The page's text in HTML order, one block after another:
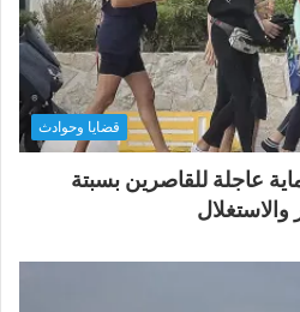
قضايا وحوادث
عاجلة للقاصرين بسبتة